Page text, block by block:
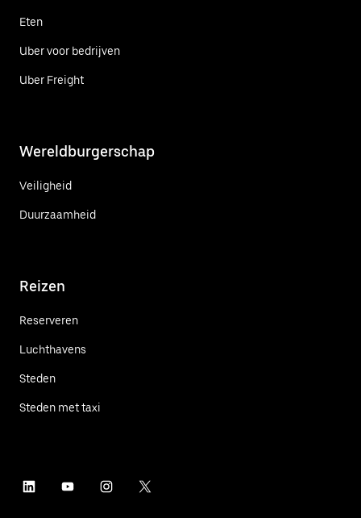
Eten
Uber voor bedrijven
Uber Freight
Wereldburgerschap
Veiligheid
Duurzaamheid
Reizen
Reserveren
Luchthavens
Steden
Steden met taxi